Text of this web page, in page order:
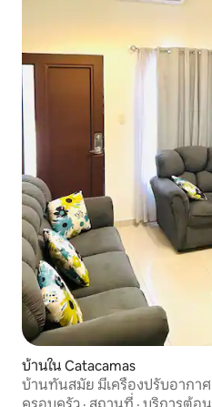
บ้านใน Catacamas
บ้านทันสมัย มีเครื่องปรับอากา
ครอบครัว · สถานที่ · บริการต้อ